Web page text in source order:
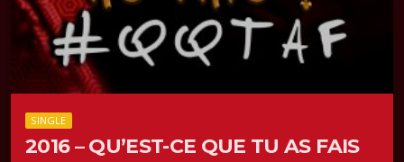
SINGLE
2016 – QU’EST-CE QUE TU AS FAIS